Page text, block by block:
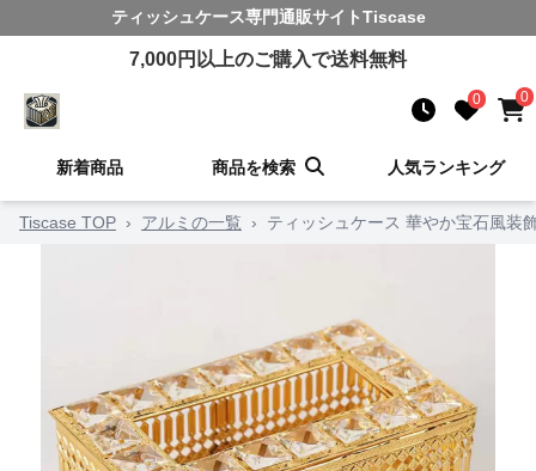
ティッシュケース専門通販サイトTiscase
7,000円以上のご購入で送料無料
0 0
新着商品 商品を検索 人気ランキング
Tiscase TOP › アルミの一覧 › ティッシュケース 華やか宝石風装